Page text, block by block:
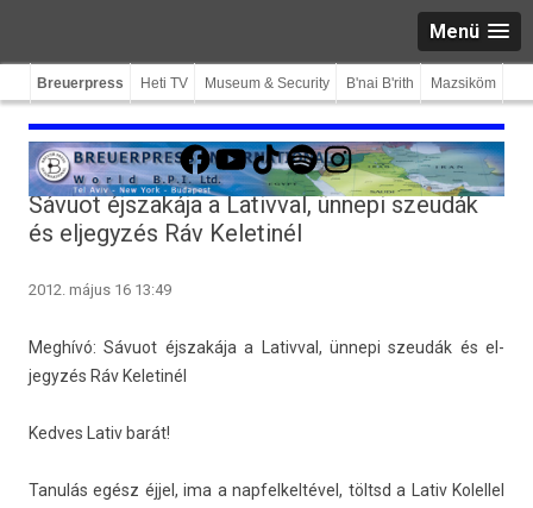
Menü
Breuerpress Heti TV Museum & Security B'nai B'rith Mazsiköm
Facebook
YouTube
TikTokSpotifyInstagram
Sávuot éjszakája a Lativval, ünnepi szeudák
és eljegyzés Ráv Keletinél
2012. május 16 13:49
Meghívó: Sávuot éjszakája a Lativv­al, ünnepi szeudák és el­
jegyzés Ráv Keletinél
Ked­ves Lativ barát!
Tanulás egész éjjel, ima a nap­felkel­tével, töltsd a Lativ Kolel­lel